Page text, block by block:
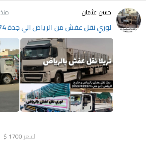
حسن عثمان منذ 50 دقيقة
لوري نقل عفش من الرياض الي جدة 0537422374
السعر 1700
$